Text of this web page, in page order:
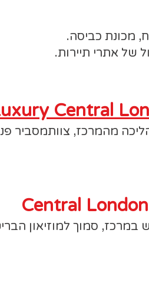
מכונת כביסה.
של אתרי תיירות.
Central
מהמרכז, צוותמסביר פנים,
Central
סמוך למוזיאון